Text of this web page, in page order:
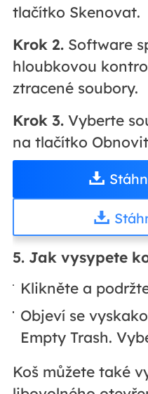
tlačítko Skenovat.
Krok 2.Software
hloubkovou
ztracené soubory.
Krok 3.Vyberte
na tlačítko
5. Jak vysypete
Klikněte a
Objeví se
Empty Trash.
Koš můžete také